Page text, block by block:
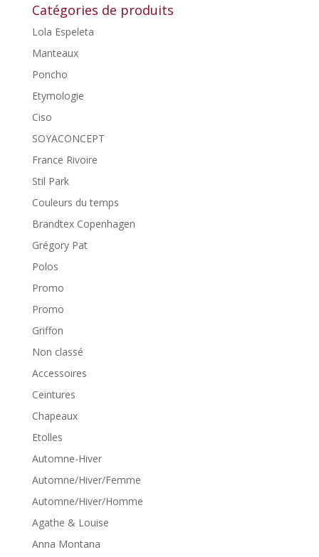
Catégories de produits
Lola Espeleta
Manteaux
Poncho
Etymologie
Ciso
SOYACONCEPT
France Rivoire
Stil Park
Couleurs du temps
Brandtex Copenhagen
Grégory Pat
Polos
Promo
Promo
Griffon
Non classé
Accessoires
Ceintures
Chapeaux
Etolles
Automne-Hiver
Automne/Hiver/Femme
Automne/Hiver/Homme
Agathe & Louise
Anna Montana